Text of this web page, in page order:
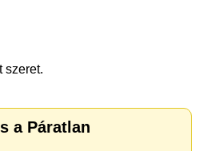
szeret.
a Páratlan